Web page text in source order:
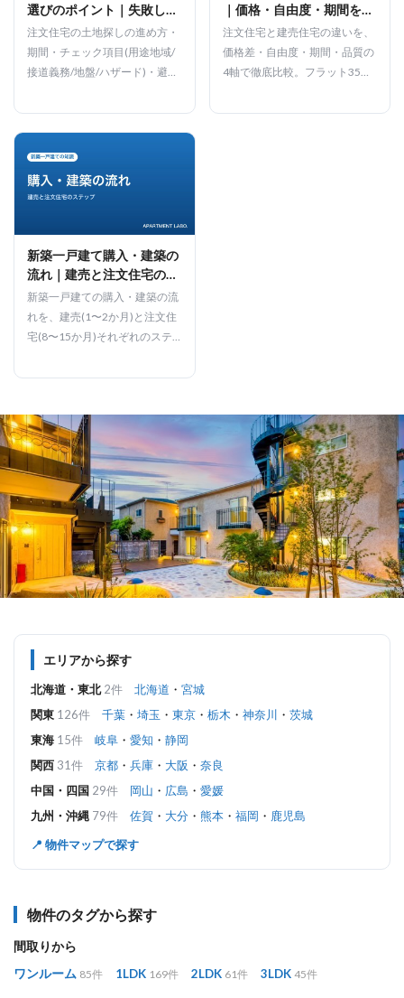
選びのポイント｜失敗しな
い探し方を宅建士が解説
注文住宅の土地探しの進め方・
期間・チェック項目(用途地域/
接道義務/地盤/ハザード)・避け
しない土地選びを解説します。
｜価格・自由度・期間を宅
建士が徹底比較
注文住宅と建売住宅の違いを、
価格差・自由度・期間・品質の
4軸で徹底比較。フラット35利
建士が解説します。
新築一戸建て購入・建築の
流れ｜建売と注文住宅のス
テップを宅建士が解説
新築一戸建ての購入・建築の流
れを、建売(1〜2か月)と注文住
宅(8〜15か月)それぞれのステ
覧の注意点まで宅建士が解説し
エリアから探す
北海道・東北 2件 北海道 ・ 宮城
関東 126件 千葉 ・ 埼玉 ・ 東京 ・ 栃木 ・ 神奈川 ・ 茨城
東海 15件 岐阜 ・ 愛知 ・ 静岡
関西 31件 京都 ・ 兵庫 ・ 大阪 ・ 奈良
中国・四国 29件 岡山 ・ 広島 ・ 愛媛
九州・沖縄 79件 佐賀 ・ 大分 ・ 熊本 ・ 福岡 ・ 鹿児島
📍 物件マップで探す
物件のタグから探す
間取りから
ワンルーム 85件 1LDK 169件 2LDK 61件 3LDK 45件